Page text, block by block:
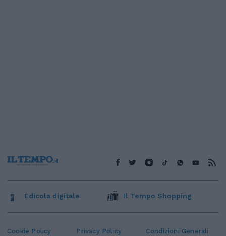
Cookie Policy Privacy Policy Condizioni Generali
Edicola digitale Il Tempo Shopping